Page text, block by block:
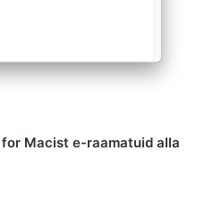
Macist e-raamatuid alla